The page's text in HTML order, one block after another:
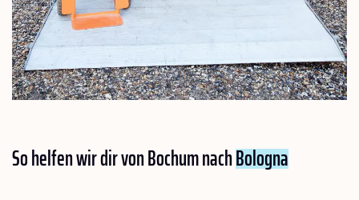
So helfen wir dir von Bochum nachBologna